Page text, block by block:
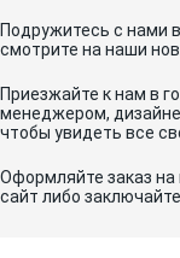
Подружитесь с нами
смотрите на наши
Приезжайте к нам в
менеджером,
чтобы увидеть все
Оформляйте заказ
сайт либо